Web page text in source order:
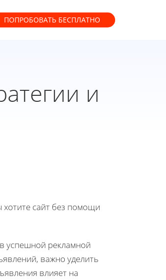
ПОПРОБОВАТЬ БЕСПЛАТНО
и
сайт без помощи
успешной рекламной
важно уделить
влияет на